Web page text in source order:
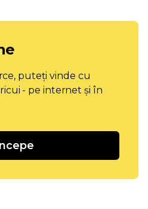
puteți vinde cu
- pe internet și în